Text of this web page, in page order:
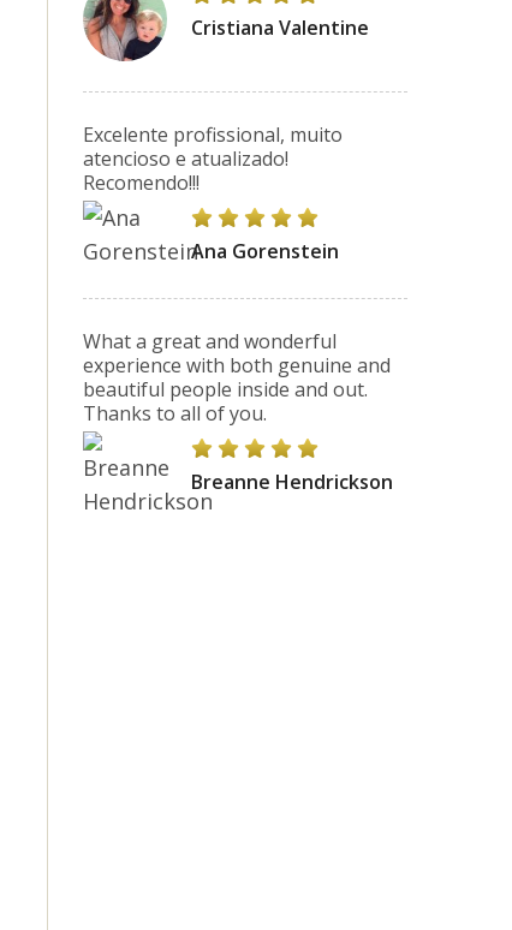
Cristiana Valentine
Excelente profissional, muito
atencioso e atualizado!
Recomendo!!!
Ana Gorenstein
What a great and wonderful
experience with both genuine and
beautiful people inside and out.
Thanks to all of you.
Breanne Hendrickson